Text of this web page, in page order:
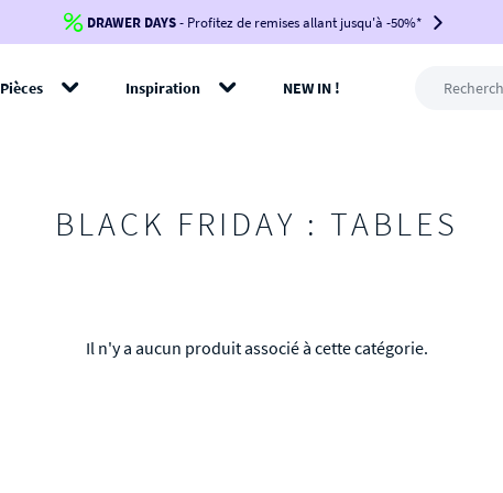
Jusqu'à-100€*sur votre commande !
BIKINI100
-voir conditions en bas de page-
DRAWER DAYS- Profitez de remises allant jusqu'à -50%*
Pièces Inspiration NEW IN !
BLACK FRIDAY : TABLES
Il n'y a aucun produit associé à cette catégorie.